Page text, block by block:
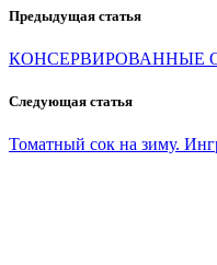
Предыдущая статья
КОНСЕРВИРОВАННЫЕ
Следующая статья
Томатный сок на зиму.